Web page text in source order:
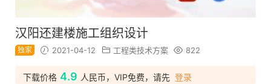
汉阳还建楼施工组织设计
独家 2021-04-12 工程类技术方案 822
下载价格 4.9 人民币，VIP免费，请先 登录